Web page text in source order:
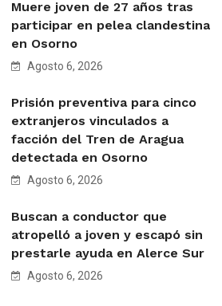
Muere joven de 27 años tras
participar en pelea clandestina
en Osorno
Agosto 6, 2026
Prisión preventiva para cinco
extranjeros vinculados a
facción del Tren de Aragua
detectada en Osorno
Agosto 6, 2026
Buscan a conductor que
atropelló a joven y escapó sin
prestarle ayuda en Alerce Sur
Agosto 6, 2026